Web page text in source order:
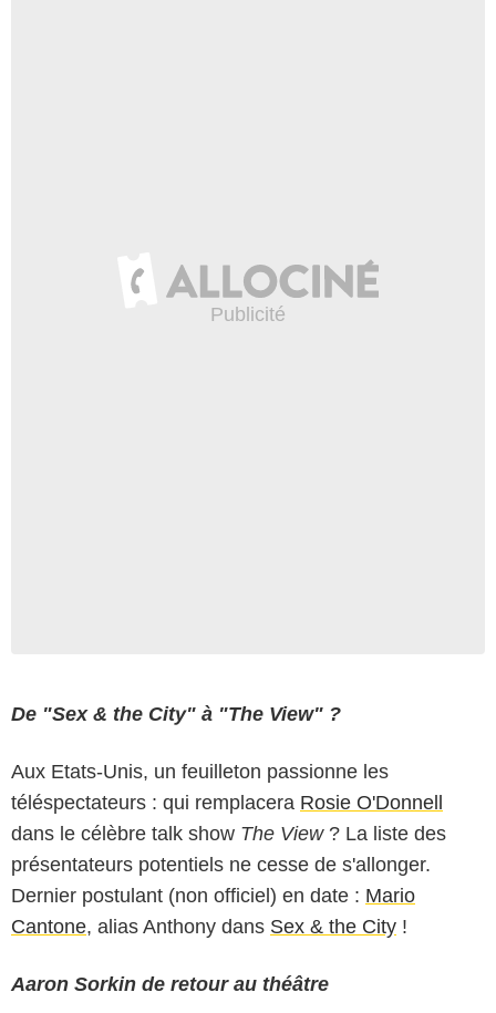
De "Sex & the City" à "The View" ?
Aux Etats-Unis, un feuilleton passionne les
téléspectateurs : qui remplacera Rosie O'Donnell
dans le célèbre talk show The View? La liste des
présentateurs potentiels ne cesse de s'allonger.
Dernier postulant (non officiel) en date : Mario
Cantone, alias Anthony dans Sex & the City !
Aaron Sorkin de retour au théâtre